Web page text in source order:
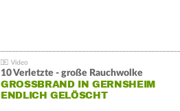
10 Verletzte - große Rauchwolke
GROSSBRAND IN GERNSHEIM E
NDLICH GELÖSCHT